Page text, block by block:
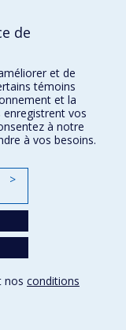
Montréal détient
AAVMC.
de
et de
témoins
et la
enregistrent vos
à notre
à vos besoins.
>
nos conditions